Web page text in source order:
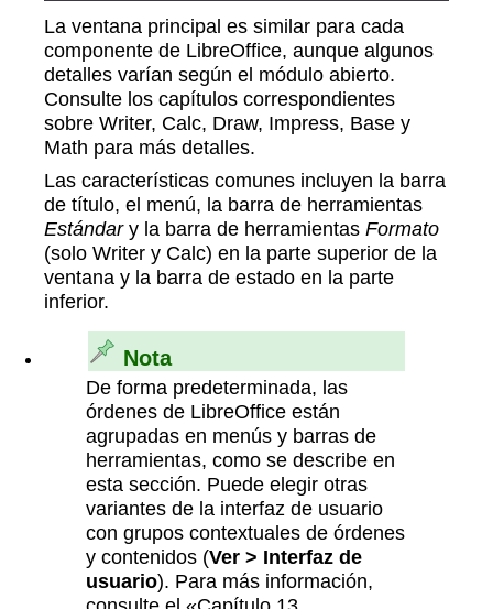
La ventana principal es similar para cada
componente de LibreOffice, aunque algunos
detalles varían según el módulo abierto.
Consulte los capítulos correspondientes
sobre Writer, Calc, Draw, Impress, Base y
Math para más detalles.
Las características comunes incluyen la barra
de título, el menú, la barra de herramientas
Estándary la barra de herramientas Formato
(solo Writer y Calc) en la parte superior de la
ventana y la barra de estado en la parte
inferior.
Nota
De forma predeterminada, las
órdenes de LibreOffice están
agrupadas en menús y barras de
herramientas, como se describe en
esta sección. Puede elegir otras
variantes de la interfaz de usuario
con grupos contextuales de órdenes
y contenidos (Ver > Interfaz de
usuario). Para más información,